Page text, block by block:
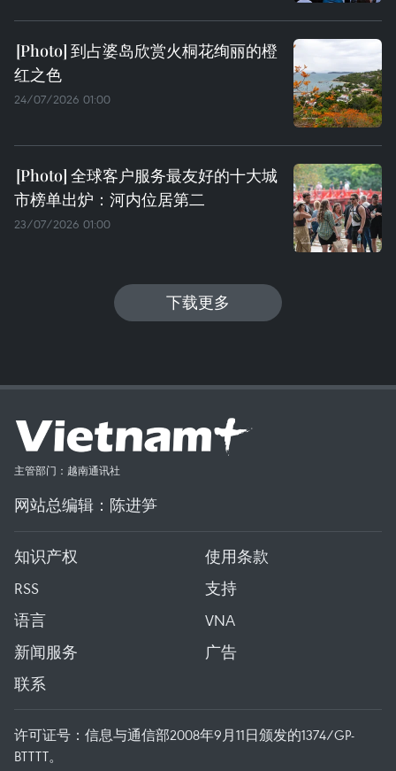
到占婆岛欣赏火桐花绚丽的橙
红之色
24/07/2026 01:00
全球客户服务最友好的十大城
市榜单出炉：河内位居第二
23/07/2026 01:00
下载更多
主管部门：越南通讯社
网站总编辑：陈进笋
知识产权
使用条款
RSS
支持
语言
VNA
新闻服务
广告
联系
许可证号：信息与通信部2008年9月11日颁发的1374/GP-
BTTTT。